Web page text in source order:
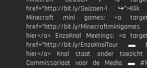
href="http://bit.ly/Seizoen-1 ↪">Klik
Minecraft mini games: <a
href="http://bit.ly/
hier</a> EnzoKnol Meetings: <a
href="http://bit.ly/EnzoKnolTour ▬
hier</a> Knol staat onder
Commissariaat voor de Media. ▬